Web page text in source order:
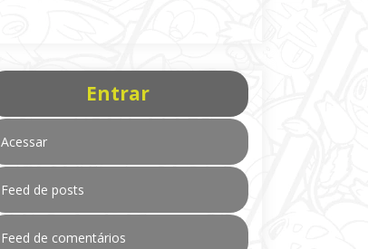
Entrar
Acessar
Feed de posts
Feed de comentários